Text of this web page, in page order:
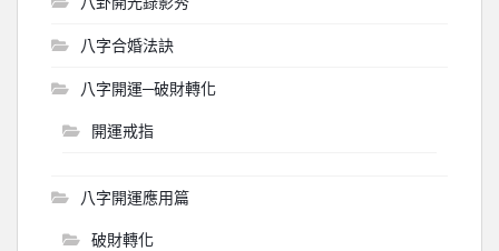
八字合婚法訣
八字開運─破財轉化
開運戒指
八字開運應用篇
破財轉化